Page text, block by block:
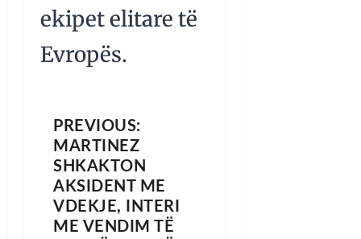
ekipet elitare të
Evropës.
PREVIOUS:
MARTINEZ
SHKAKTON
AKSIDENT ME
VDEKJE, INTERI
ME VENDIM TË